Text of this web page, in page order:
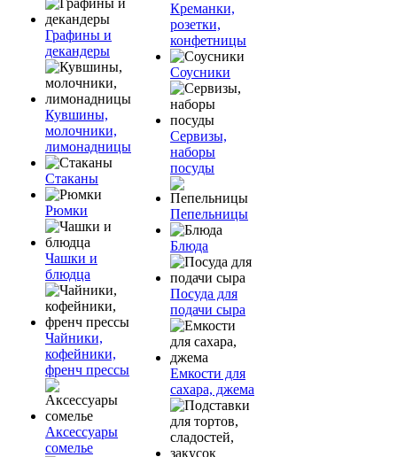
Графины и
декандеры
Кувшины,
молочники,
лимонадницы
Стаканы
Рюмки
Чашки и
блюдца
Чайники,
кофейники,
френч прессы
Аксессуары
сомелье
Креманки,
розетки,
конфетницы
Соусники
Сервизы,
наборы
посуды
Пепельницы
Блюда
Посуда для
подачи сыра
Емкости для
сахара, джема